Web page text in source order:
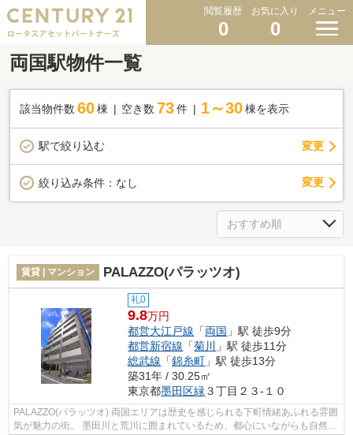
閲覧履歴
0
お気に入り
0
メニュー
両国駅物件一覧
該当物件数 60棟 空き数 73 件 1～30 棟を表示
駅で絞り込む 変更
絞り込み条件： なし 変更
賃貸 | マンション PALAZZO(パラッツオ)
礼0
9.8万円
都営大江戸線 「両国 」駅 徒歩9分
都営新宿線 「菊川
」駅 徒歩11分
総武線 「錦糸町 」駅 徒歩13分
築31年 / 30.25㎡
東京都墨田区緑３丁目２３-１０
PALAZZO(パラッツオ) 両国エリアは歴史を感じられる下町情緒あふれる雰囲
気が魅力の街。 墨田川と荒川に囲まれているため、都心にいながらも自然を